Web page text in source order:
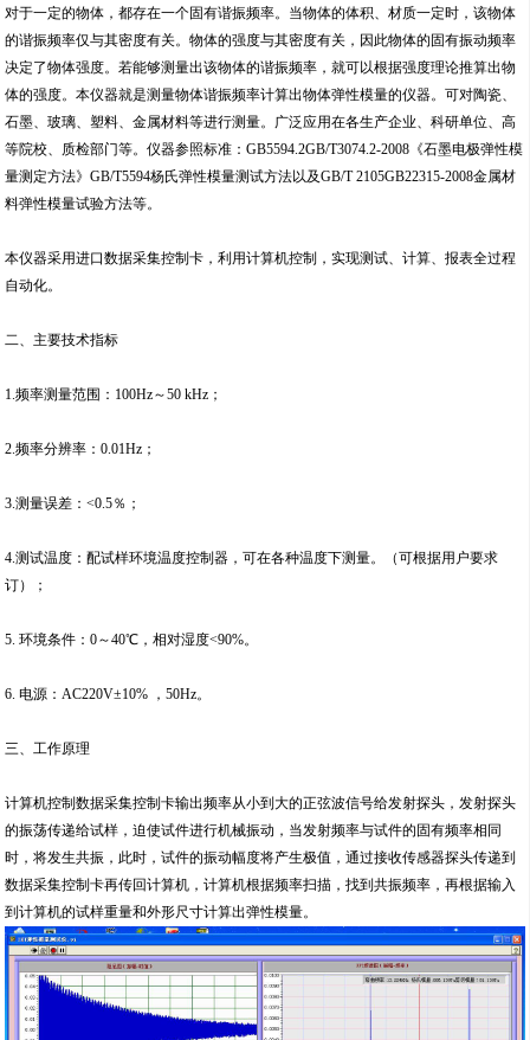
对于一定的物体，都存在一个固有谐振频率。当物体的体积、材质一定时，该物体
的谐振频率仅与其密度有关。物体的强度与其密度有关，因此物体的固有振动频率
决定了物体强度。若能够测量出该物体的谐振频率，就可以根据强度理论推算出物
体的强度。本仪器就是测量物体谐振频率计算出物体弹性模量的仪器。可对陶瓷、
石墨、玻璃、塑料、金属材料等进行测量。广泛应用在各生产企业、科研单位、高
等院校、质检部门等。仪器参照标准：GB5594.2GB/T3074.2-2008《石墨电极弹性模
量测定方法》GB/T5594杨氏弹性模量测试方法以及GB/T 2105GB22315-2008金属材
料弹性模量试验方法等。
本仪器采用进口数据采集控制卡，利用计算机控制，实现测试、计算、报表全过程
自动化。
二、主要技术指标
1.频率测量范围：100Hz～50 kHz；
2.频率分辨率：0.01Hz；
3.测量误差：<0.5％；
4.测试温度：配试样环境温度控制器，可在各种温度下测量。（可根据用户要求
订）；
5. 环境条件：0～40℃，相对湿度<90%。
6. 电源：AC220V±10% ，50Hz。
三、工作原理
计算机控制数据采集控制卡输出频率从小到大的正弦波信号给发射探头，发射探头
的振荡传递给试样，迫使试件进行机械振动，当发射频率与试件的固有频率相同
时，将发生共振，此时，试件的振动幅度将产生极值，通过接收传感器探头传递到
数据采集控制卡再传回计算机，计算机根据频率扫描，找到共振频率，再根据输入
到计算机的试样重量和外形尺寸计算出弹性模量。